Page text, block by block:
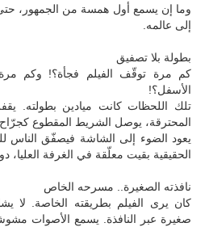
وما إن يسمع أول همسة من الجمهور،
إلى عالمه.
بطولة بلا تصفيق
كم مرة توقّف الفيلم فجأة؟! وكم
الأسفل؟!
تلك اللحظات كانت ميادين بطولته.
المحترقة، يوصل الشريط المقطوع
يعود الضوء إلى الشاشة فيصفّق الناس
الحقيقية بقيت معلّقة في الغرفة العليا،
نافذته الصغيرة.. مسرحه الخاص
كان يرى الفيلم بطريقته الخاصة. لا
صغيرة عبر النافذة. يسمع الأصوات